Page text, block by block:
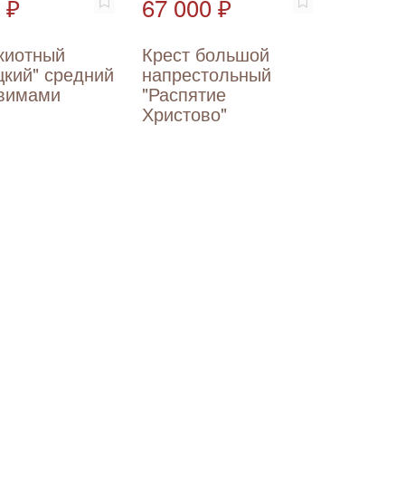
₽
средний
67 000 ₽
Крест большой
напрестольный
"Распятие
Христово"